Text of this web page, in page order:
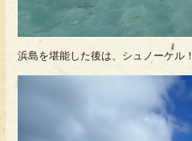
浜島を堪能した後は、シュノーケル！